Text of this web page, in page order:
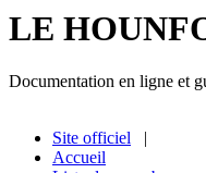
LE
Documentation en ligne et
Site officiel |
Accueil